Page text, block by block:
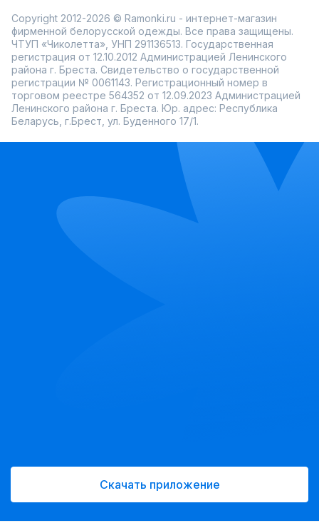
Copyright 2012-2026 © Ramonki.ru - интернет-магазин
фирменной белорусской одежды. Все права защищены.
ЧТУП «Чиколетта», УНП 291136513. Государственная
регистрация от 12.10.2012 Администрацией Ленинского
района г. Бреста. Свидетельство о государственной
регистрации № 0061143. Регистрационный номер в
торговом реестре 564352 от 12.09.2023 Администрацией
Ленинского района г. Бреста. Юр. адрес: Республика
Беларусь, г.Брест, ул. Буденного 17/1.
Скачать приложение